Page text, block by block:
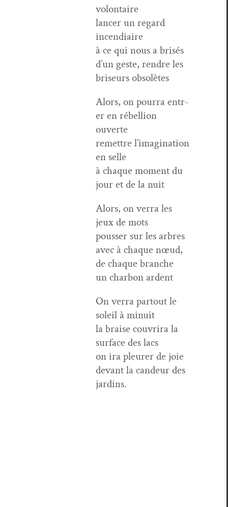
volontaire
lancer un regard
incendiaire
à ce qui nous a brisés
d’un geste, ren­dre les
briseurs obsolètes
Alors, on pour­ra entr­
er en rébel­lion
ouverte
remet­tre l’imag­i­na­tion
en selle
à chaque moment du
jour et de la nuit
Alors, on ver­ra les
jeux de mots
pouss­er sur les arbres
avec à chaque nœud,
de chaque branche
un char­bon ardent
On ver­ra partout le
soleil à minuit
la braise cou­vri­ra la
sur­face des lacs
on ira pleur­er de joie
devant la can­deur des
jardins.